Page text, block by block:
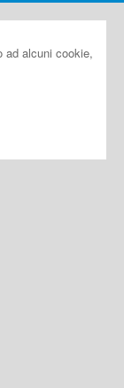
ad alcuni cookie,